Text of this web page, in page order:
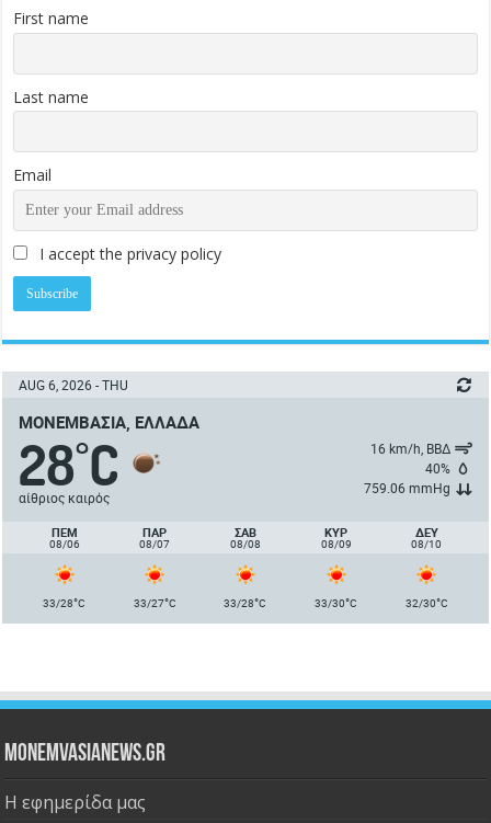
First name
Last name
Email
I accept the privacy policy
AUG 6, 2026 - THU
ΜΟΝΕΜΒΑΣΙΆ, ΕΛΛΆΔΑ
28°C
αίθριος καιρός
16 km/h, ΒΒΔ
40%
759.06 mmHg
ΠΈΜ
08/06
ΠΑΡ
08/07
ΣΑΒ
08/08
ΚΥΡ
08/09
ΔΕΥ
08/10
33/28°C 33/27°C 33/28°C 33/30°C 32/30°C
Monemvasianews.gr
Η εφημερίδα μας